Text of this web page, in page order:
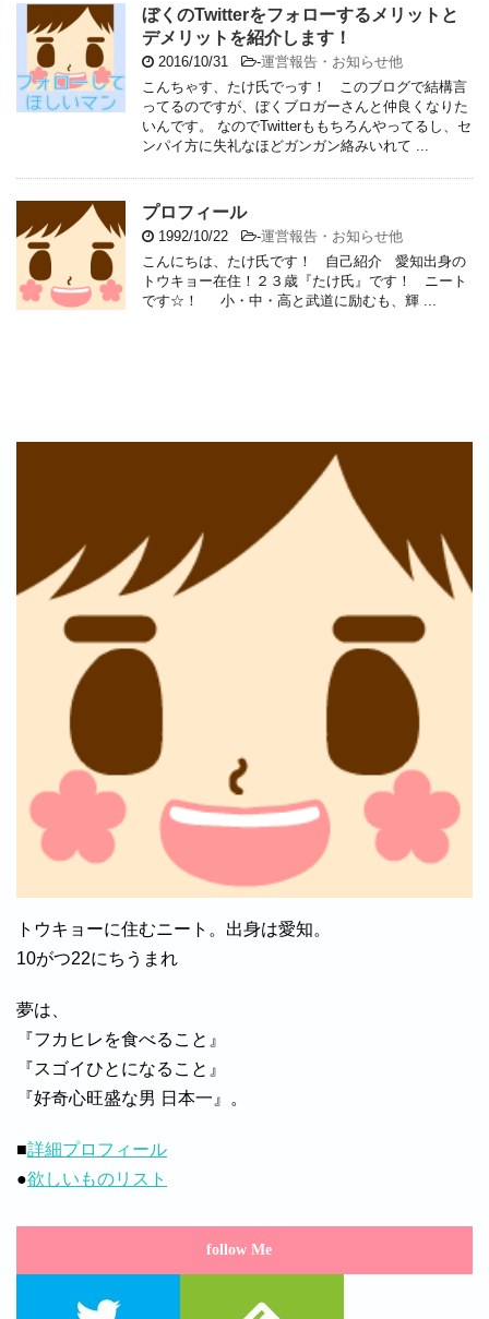
ぼくのTwitterをフォローするメリットと
デメリットを紹介します！
2016/10/31 -運営報告・お知らせ他
こんちゃす、たけ氏でっす！ このブログで結構言
ってるのですが、ぼくブロガーさんと仲良くなりた
いんです。 なのでTwitterももちろんやってるし、セ
ンパイ方に失礼なほどガンガン絡みいれて ...
プロフィール
1992/10/22 -運営報告・お知らせ他
こんにちは、たけ氏です！ 自己紹介 愛知出身の
トウキョー在住！２３歳『たけ氏』です！ ニート
です☆！ 小・中・高と武道に励むも、輝 ...
トウキョーに住むニート。出身は愛知。
10がつ22にちうまれ
夢は、
『フカヒレを食べること』
『スゴイひとになること』
『好奇心旺盛な男 日本一』。
■詳細プロフィール
●欲しいものリスト
follow Me